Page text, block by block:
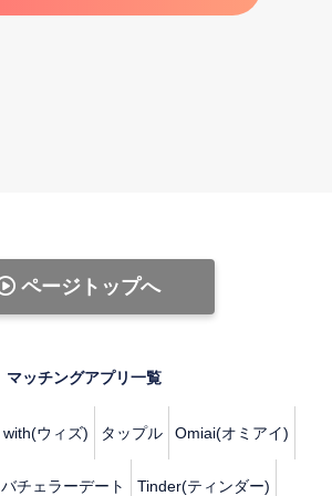
ページトップへ
マッチングアプリ一覧
with(ウィズ) タップル Omiai(オミアイ)
バチェラーデート Tinder(ティンダー)